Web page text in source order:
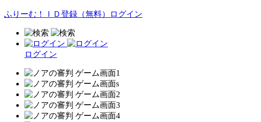
ふりーむ！ＩＤ登録（無料） ログイン
ログイン